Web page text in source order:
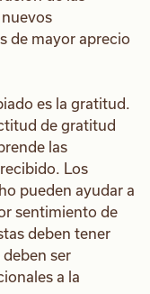
de mayor aprecio
es la gratitud.
de gratitud
las
Los
pueden ayudar a
sentimiento de
deben tener
ser
a la